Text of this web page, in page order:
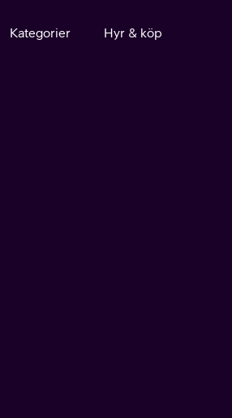
Kategorier Hyr & köp